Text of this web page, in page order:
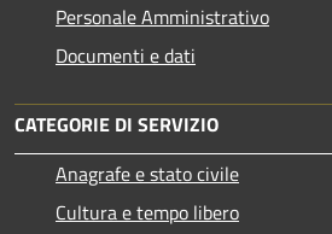
Personale Amministrativo
Documenti e dati
CATEGORIE DI SERVIZIO
Anagrafe e stato civile
Cultura e tempo libero